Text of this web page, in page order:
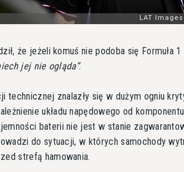
że jeżeli komuś nie podoba się Formuła
jej nie ogląda .
technicznej znalazły się w dużym ogniu
układu napędowego od
baterii nie jest w stanie
do sytuacji, w których samochody
strefą hamowania.